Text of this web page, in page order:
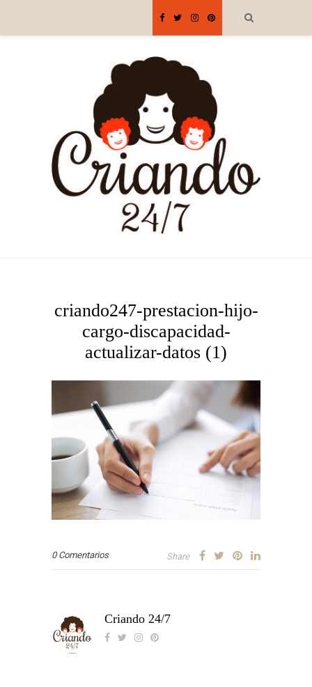
criando247-prestacion-hijo-
cargo-discapacidad-
actualizar-datos (1)
0 Comentarios Share
Criando 24/7